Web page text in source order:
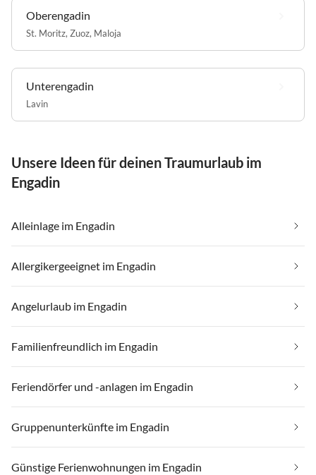
Oberengadin
St. Moritz, Zuoz, Maloja
Unterengadin
Lavin
Unsere Ideen für deinen Traumurlaub im
Engadin
Alleinlage im Engadin
Allergikergeeignet im Engadin
Angelurlaub im Engadin
Familienfreundlich im Engadin
Feriendörfer und -anlagen im Engadin
Gruppenunterkünfte im Engadin
Günstige Ferienwohnungen im Engadin